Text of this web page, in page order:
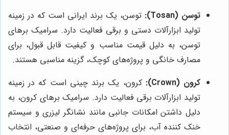
توسن (Tosan):
توسن، یک برند ایرانی است که در زمینه
تولید ابزارآلات دستی و برقی فعالیت دارد. سرامیک برهای
توسن، به دلیل قیمت مناسب و کیفیت قابل قبول، برای
مصارف خانگی و پروژه‌های کوچک، گزینه مناسبی هستند.
کرون (Crown):
کرون، یک برند چینی است که در زمینه
تولید ابزارآلات برقی فعالیت دارد. سرامیک برهای کرون، به
دلیل داشتن امکانات جانبی مانند نشانگر لیزری و سیستم
خنک کننده آب، برای پروژه‌های حرفه‌ای و صنعتی، انتخاب